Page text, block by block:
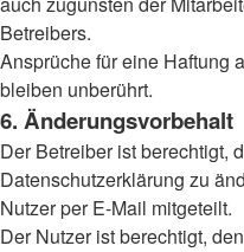
Betreibers.
Ansprüche für eine Haftung
bleiben unberührt.
6. Änderungsvorbehalt
Der Betreiber ist berechtigt,
Datenschutzerklärung zu
Nutzer per E-Mail mitgeteilt.
Der Nutzer ist berechtigt,